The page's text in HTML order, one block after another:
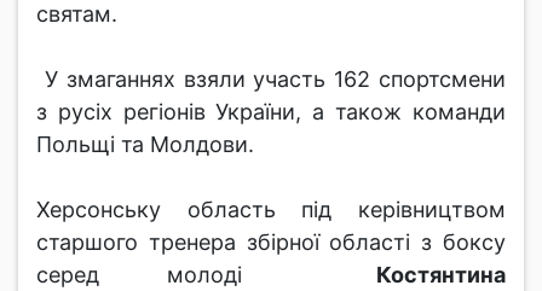
святам.
У змаганнях взяли участь 162 спортсмени
з русіх регіонів України, а також команди
Польщі та Молдови.
Херсонську область під керівництвом
старшого тренера збірної області з боксу
серед молоді Костянтина